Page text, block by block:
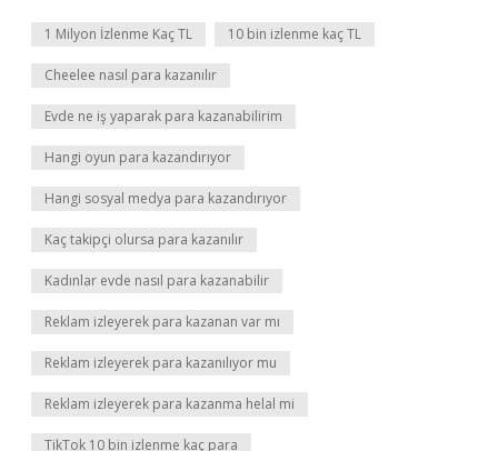
1 Milyon İzlenme Kaç TL 10 bin izlenme kaç TL
Cheelee nasıl para kazanılır
Evde ne iş yaparak para kazanabilirim
Hangi oyun para kazandırıyor
Hangi sosyal medya para kazandırıyor
Kaç takipçi olursa para kazanılır
Kadınlar evde nasıl para kazanabilir
Reklam izleyerek para kazanan var mı
Reklam izleyerek para kazanılıyor mu
Reklam izleyerek para kazanma helal mi
TikTok 10 bin izlenme kaç para